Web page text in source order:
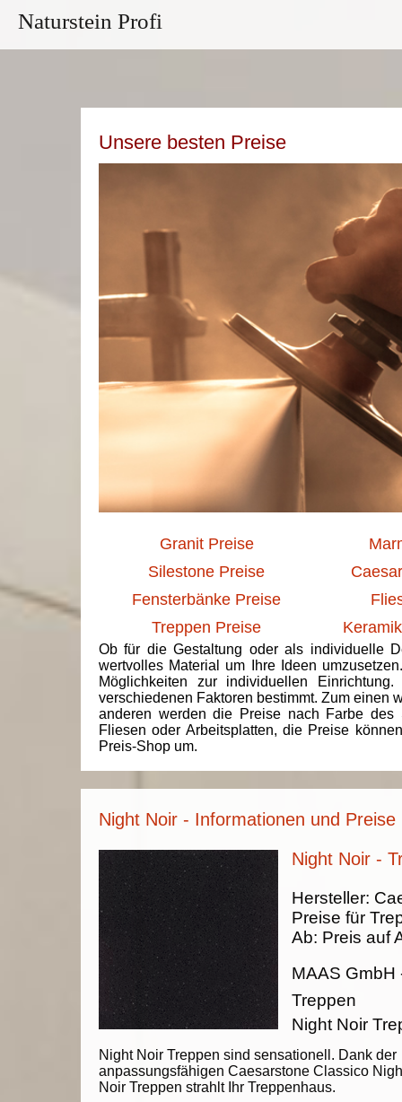
Naturstein Profi
Unsere besten Preise
Granit Preise
Silestone Preise
Fensterbänke Preise
Treppen Preise
Ob für die Gestaltung oder als individuelle
wertvolles Material um Ihre Ideen
Möglichkeiten zur individuellen
verschiedenen Faktoren bestimmt. Zum einen
anderen werden die Preise nach Farbe des
Fliesen oder Arbeitsplatten, die Preise
Preis-Shop um.
Night Noir - Informationen und Preise
Night Noir -
Night Noir Treppen sind sensationell. Dank der
anpassungsfähigen Caesarstone Classico
Noir Treppen strahlt Ihr Treppenhaus.
Hersteller:
Preise für
Ab: Preis auf
MAAS GmbH
Treppen
Night Noir